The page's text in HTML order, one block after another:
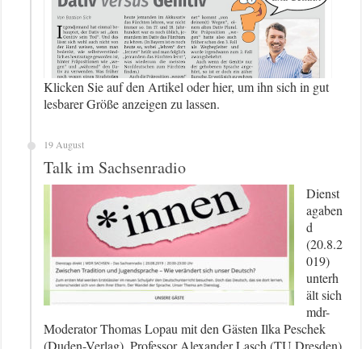
Klicken Sie auf den Artikel oder hier, um ihn sich in gut
lesbarer Größe anzeigen zu lassen.
19 August
Talk im Sachsenradio
Dienst
agaben
d
(20.8.2
019)
unterh
ält sich
mdr-
Moderator Thomas Lopau mit den Gästen Ilka Peschek